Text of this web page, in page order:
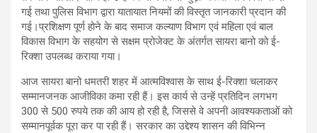
गई तथा पुलिस विभाग द्वारा यातायात नियमों की विस्तृत जानकारी प्रदान की
गई।प्रशिक्षण पूर्ण होने के बाद समाज कल्याण विभाग एवं महिला एवं बाल
विकास विभाग के सहयोग से सक्षम प्रोजेक्ट के अंतर्गत सायरा बानो को ई-
रिक्शा उपलब्ध कराया गया।
आज सायरा बानो धमतरी शहर में आत्मविश्वास के साथ ई-रिक्शा चलाकर
सम्मानजनक आजीविका कमा रही हैं। इस कार्य से उन्हें प्रतिदिन लगभग
300 से 500 रुपये तक की आय हो रही है, जिससे वे अपनी आवश्यकताओं को
सम्मानपूर्वक पूरा कर पा रही हैं। सरकार का उद्देश्य शासन की विभिन्न